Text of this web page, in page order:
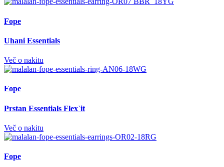
Fope
Uhani Essentials
Več o nakitu
Fope
Prstan Essentials Flex`it
Več o nakitu
Fope